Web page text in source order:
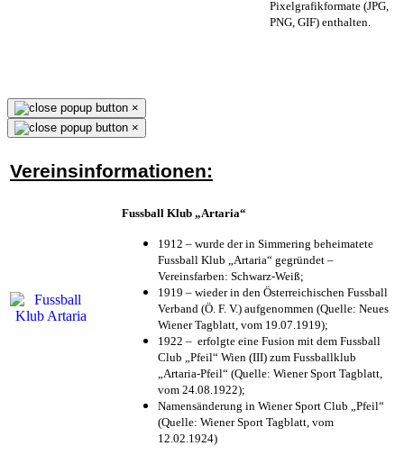
Pixelgrafikformate (JPG,
PNG, GIF) enthalten.
×
×
Vereinsinformationen:
Fussball Klub „Artaria“
1912 – wurde der in Simmering beheimatete
Fussball Klub „Artaria“ gegründet –
Vereinsfarben: Schwarz-Weiß;
1919 – wieder in den Österreichischen Fussball
Verband (Ö. F. V.) aufgenommen (Quelle: Neues
Wiener Tagblatt, vom 19.07.1919);
1922 – erfolgte eine Fusion mit dem Fussball
Club „Pfeil“ Wien (III) zum Fussballklub
„Artaria-Pfeil“ (Quelle: Wiener Sport Tagblatt,
vom 24.08.1922);
Namensänderung in Wiener Sport Club „Pfeil“
(Quelle: Wiener Sport Tagblatt, vom
12.02.1924)